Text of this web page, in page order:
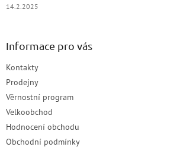
14.2.2025
Informace pro vás
Kontakty
Prodejny
Věrnostní program
Velkoobchod
Hodnocení obchodu
Obchodní podmínky